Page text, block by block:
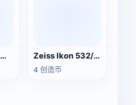
索尼Alpha 3数码单反相机 Zeiss Ikon 532/16折叠相机
4 创造币